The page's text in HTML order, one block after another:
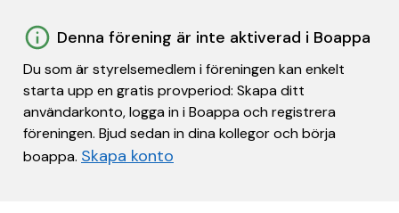
Denna förening är inte aktiverad i Boappa
Du som är styrelsemedlem i föreningen kan enkelt
starta upp en gratis provperiod: Skapa ditt
användarkonto, logga in i Boappa och registrera
föreningen. Bjud sedan in dina kollegor och börja
boappa. Skapa konto